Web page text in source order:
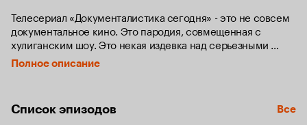
Телесериал «Документалистика сегодня» - это не совсем
документальное кино. Это пародия, совмещенная с
хулиганским шоу. Это некая издевка над серьезными
документальными фильмами. Причем каждая серия
осмеивает новый документальный фильм.
Полное описание
Список эпизодов Все